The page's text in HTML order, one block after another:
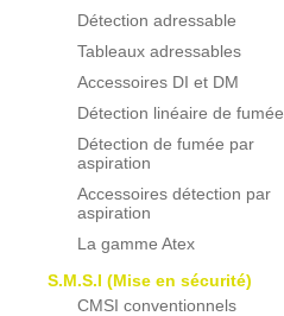
Détection adressable
Tableaux adressables
Accessoires DI et DM
Détection linéaire de fumée
Détection de fumée par
aspiration
Accessoires détection par
aspiration
La gamme Atex
S.M.S.I (Mise en sécurité)
CMSI conventionnels